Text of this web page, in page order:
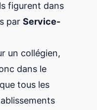
figurent dans
par Service-
un collégien,
dans le
tous les